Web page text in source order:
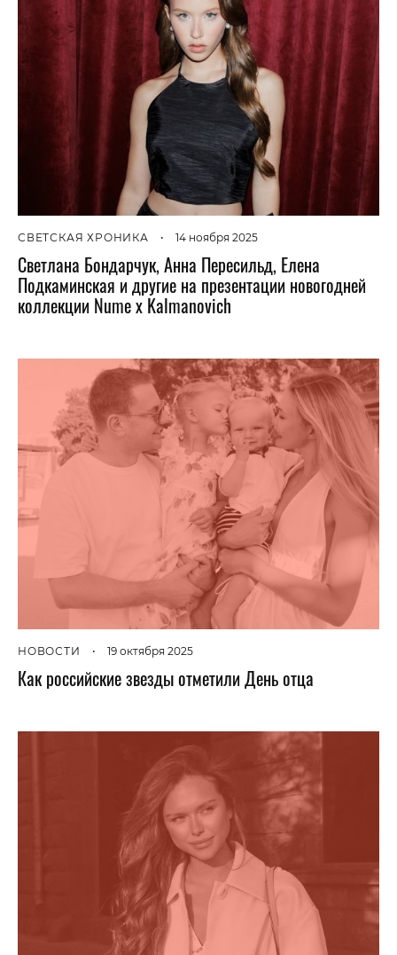
СВЕТСКАЯ ХРОНИКА • 14 ноября 2025
Светлана Бондарчук, Анна Пересильд, Елена
Подкаминская и другие на презентации новогодней
коллекции Nume x Kalmanovich
НОВОСТИ • 19 октября 2025
Как российские звезды отметили День отца